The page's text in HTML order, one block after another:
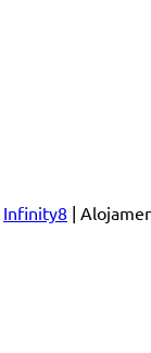
Infinity8 |